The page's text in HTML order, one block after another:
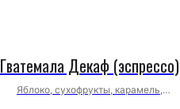
Гватемала Декаф (эспрессо)
Яблоко, сухофрукты, карамель,